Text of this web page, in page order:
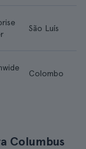
São Luís
Colombo
Columbus